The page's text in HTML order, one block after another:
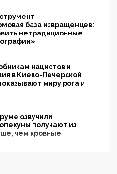
база извращенцев:
нетрадиционные
нацистов и
в Киево-Печерской
миру рога и
озвучили
получают из
чем кровные